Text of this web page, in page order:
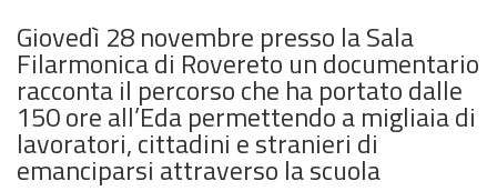
Giovedì 28 novembre presso la Sala
Filarmonica di Rovereto un documentario
racconta il percorso che ha portato dalle
150 ore all’Eda permettendo a migliaia di
lavoratori, cittadini e stranieri di
emanciparsi attraverso la scuola